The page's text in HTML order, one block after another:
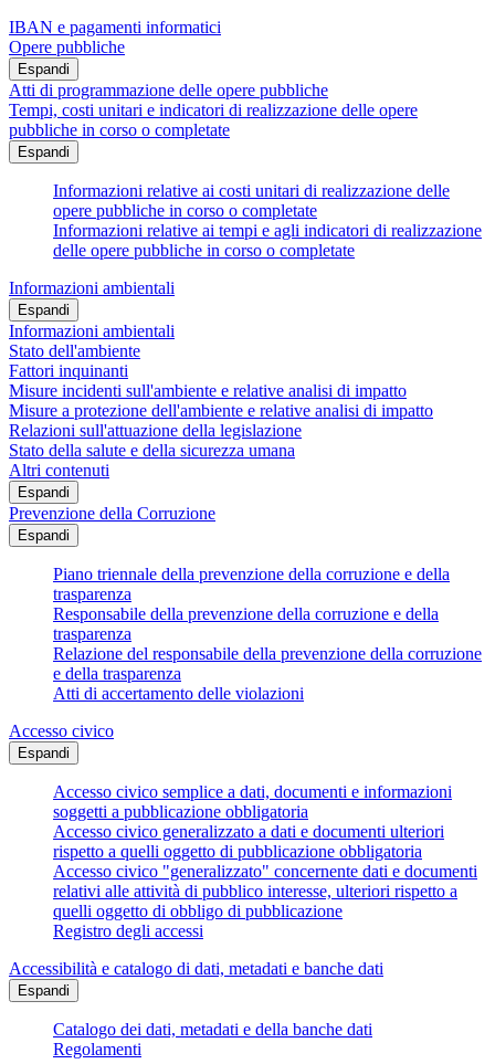
IBAN e pagamenti informatici
Opere pubbliche
Espandi
Atti di programmazione delle opere pubbliche
Tempi, costi unitari e indicatori di realizzazione delle opere
pubbliche in corso o completate
Espandi
Informazioni relative ai costi unitari di realizzazione delle
opere pubbliche in corso o completate
Informazioni relative ai tempi e agli indicatori di realizzazione
delle opere pubbliche in corso o completate
Informazioni ambientali
Espandi
Informazioni ambientali
Stato dell'ambiente
Fattori inquinanti
Misure incidenti sull'ambiente e relative analisi di impatto
Misure a protezione dell'ambiente e relative analisi di impatto
Relazioni sull'attuazione della legislazione
Stato della salute e della sicurezza umana
Altri contenuti
Espandi
Prevenzione della Corruzione
Espandi
Piano triennale della prevenzione della corruzione e della
trasparenza
Responsabile della prevenzione della corruzione e della
trasparenza
Relazione del responsabile della prevenzione della corruzione
e della trasparenza
Atti di accertamento delle violazioni
Accesso civico
Espandi
Accesso civico semplice a dati, documenti e informazioni
soggetti a pubblicazione obbligatoria
Accesso civico generalizzato a dati e documenti ulteriori
rispetto a quelli oggetto di pubblicazione obbligatoria
Accesso civico "generalizzato" concernente dati e documenti
relativi alle attività di pubblico interesse, ulteriori rispetto a
quelli oggetto di obbligo di pubblicazione
Registro degli accessi
Accessibilità e catalogo di dati, metadati e banche dati
Espandi
Catalogo dei dati, metadati e della banche dati
Regolamenti